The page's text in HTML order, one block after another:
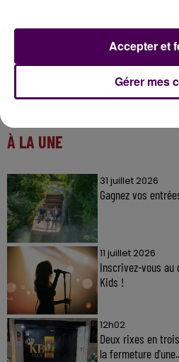
À LA UNE
31 juillet 2026
Gagnez vos
11 juillet 2026
Inscrivez-vous au
Kids !
12h02
Deux rixes en
la fermeture
Gérer mes
Accepter et